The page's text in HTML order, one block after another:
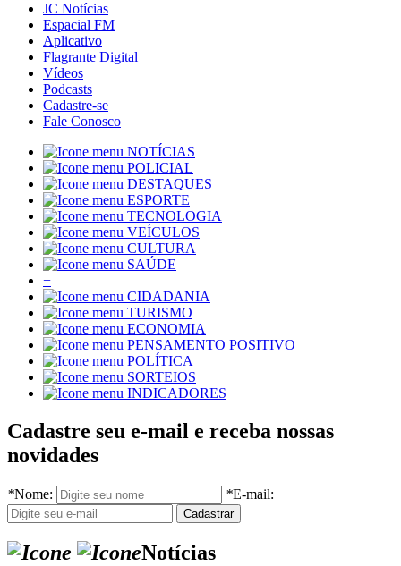
JC Notícias
Espacial FM
Aplicativo
Flagrante Digital
Vídeos
Podcasts
Cadastre-se
Fale Conosco
NOTÍCIAS
POLICIAL
DESTAQUES
ESPORTE
TECNOLOGIA
VEÍCULOS
CULTURA
SAÚDE
+
CIDADANIA
TURISMO
ECONOMIA
PENSAMENTO POSITIVO
POLÍTICA
SORTEIOS
INDICADORES
Cadastre seu e-mail e receba nossas
novidades
*Nome: *E-mail:
Notícias